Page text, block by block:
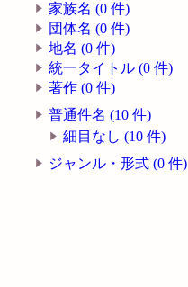
家族名 (0 件)
団体名 (0 件)
地名 (0 件)
統一タイトル (0 件)
著作 (0 件)
普通件名 (10 件)
細目なし (10 件)
ジャンル・形式 (0 件)